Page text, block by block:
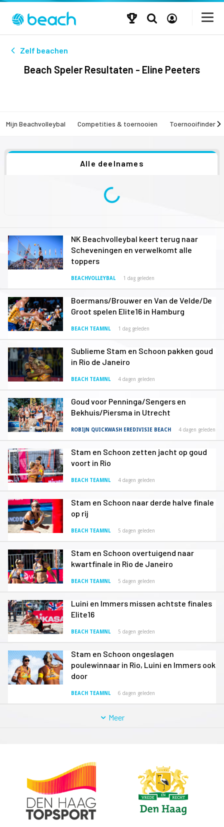
Zelf beachen
Beach Speler Resultaten - Eline Peeters
Mijn Beachvolleybal Competities & toernooien Toernooifinder
Alle deelnames
NK Beachvolleybal keert terug naar
Scheveningen en verwelkomt alle
toppers
BEACHVOLLEYBAL 1 dag geleden
Boermans/Brouwer en Van de Velde/De
Groot spelen Elite16 in Hamburg
BEACH TEAMNL 1 dag geleden
Sublieme Stam en Schoon pakken goud
in Rio de Janeiro
BEACH TEAMNL 4 dagen geleden
Goud voor Penninga/Sengers en
Bekhuis/Piersma in Utrecht
ROBIJN QUICKWASH EREDIVISIE BEACH 4 dagen geleden
Stam en Schoon zetten jacht op goud
voort in Rio
BEACH TEAMNL 4 dagen geleden
Stam en Schoon naar derde halve finale
op rij
BEACH TEAMNL 5 dagen geleden
Stam en Schoon overtuigend naar
kwartfinale in Rio de Janeiro
BEACH TEAMNL 5 dagen geleden
Luini en Immers missen achtste finales
Elite16
BEACH TEAMNL 5 dagen geleden
Stam en Schoon ongeslagen
poulewinnaar in Rio, Luini en Immers ook
door
BEACH TEAMNL 6 dagen geleden
Meer